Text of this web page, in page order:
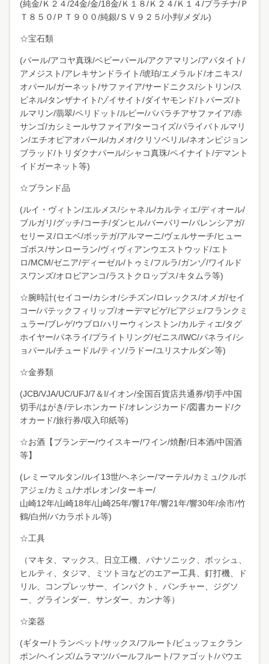
(純金/Ｋ２４/24金/金/18金/Ｋ１８/Ｋ２４/Ｋ１４/プラチナ/Ｐ
Ｔ８５０/ＰＴ９００/純銀/ＳＶ９２５/小判/メダル)
☆宝石類
(パール/アコヤ真珠/ベビーパール/アクアマリン/アパタイト/
アメジスト/アレキサンドライト/琥珀/エメラルド/オニキス/
オパール/ガーネット/サファイア/サードニクス/シトリン/ス
ピネル/タンザナイト/ゾイサイト/ダイヤモンド/トパーズ/ト
ルマリン/翡翠/ペリドット/ルビー/パパラチアサファイア/赤
サンゴ/カシミールサファイア/ターコイズ/パライバトルマリ
ン/エチオピアオパール/カメオ/クリソベリル/ネオンピジョン
ブラッド/トリダクナパール/シャコ真珠/ペイナイト/デマント
イドガーネット等)
☆ブランド品
(ルイ・ヴィトン/エルメス/シャネル/カルティエ/ディオール/
ブルガリ/グッチ/コーチ/ダンヒル/バーバリー/バレンシアガ/
セリーヌ/ロエベ/ボッテガ/アルマーニ/ヴェルサーチ/ヒュー
ゴボス/サンローラン/ヴィヴィアンウエストウッド/エト
ロ/MCM/ゼニア/ディーゼル/トゥミ/フルラ/ガンゾ/ワイルド
スワンズ/オロビアンコ/ラストクロップス/キタムラ等)
☆腕時計(セイコー/カシオ/シチズン/ロレックス/オメガ/セイ
コー/パテックフィリップ/オーデマピゲ/ピアジェ/フランクミ
ュラー/ブレゲ/ウブロ/ハリーウィンストン/カルティエ/タグ
ホイヤー/パネライ/ブライトリング/ゼニス/IWC/パネライ/シ
ョパール/チュードル/ティソ/ラドー/ユリスナルダン等)
☆金券類
(JCB/VJA/UC/UFJ/7＆I/イオン/全国百貨店共通券/切手/中国
切手/はがき/テレホンカード/オレンジカード/図書カード/ク
オカード/旅行券/収入印紙等)
☆お酒【ブランデー/ウイスキー/ワイン/焼酎/日本酒/中国酒
等】
(レミーマルタン/ルイ13世/ヘネシー/マーテル/カミュ/クルボ
アジェ/カミュ/ナポレオン/ターキー/
山崎12年/山崎18年/山崎25年/響17年/響21年/響30年/余市/竹
鶴/白州/バカラボトル等)
☆工具
（マキタ、マックス、日立工機、パナソニック、ボッシュ、
ヒルティ、タジマ、ミツトヨなどのエアー工具、釘打機、ド
リル、コンプレッサー、インパクト、パンチャー、ジグソ
ー、グラインダー、サンダー、カンナ等）
☆楽器
(ギター/トランペット/サックス/フルート/ビュッフェクラン
ポン/ヘインズ/ムラマツ/パールフルート/ファゴット/パウエ